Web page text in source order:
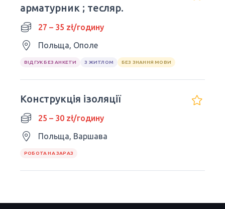
арматурник ; тесляр.
27 – 35 zł/годину
Польща, Ополе
ВІДГУК БЕЗ АНКЕТИ З ЖИТЛОМ БЕЗ ЗНАННЯ МОВИ
Конструкція ізоляції
25 – 30 zł/годину
Польща, Варшава
РОБОТА НА ЗАРАЗ